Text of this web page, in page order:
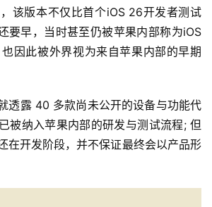
该版本不仅比首个iOS 26开发者测试
要早，当时甚至仍被苹果内部称为iOS
因此被外界视为来自苹果内部的早期
透露 40 多款尚未公开的设备与功能代
被纳入苹果内部的研发与测试流程; 但
在开发阶段，并不保证最终会以产品形